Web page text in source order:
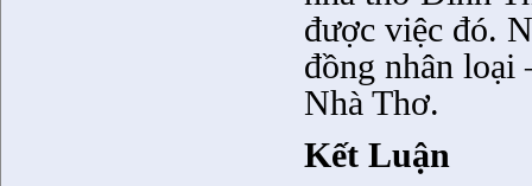
được việc đó.
đồng nhân loại
Nhà Thơ.
Kết Luận